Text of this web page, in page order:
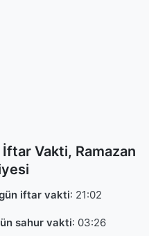
Vakti, Ramazan
iftar vakti: 21:02
sahur vakti: 03:26